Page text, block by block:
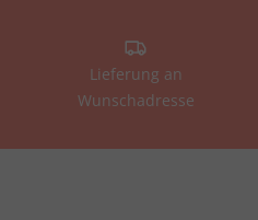
Lieferung an
Wunschadresse